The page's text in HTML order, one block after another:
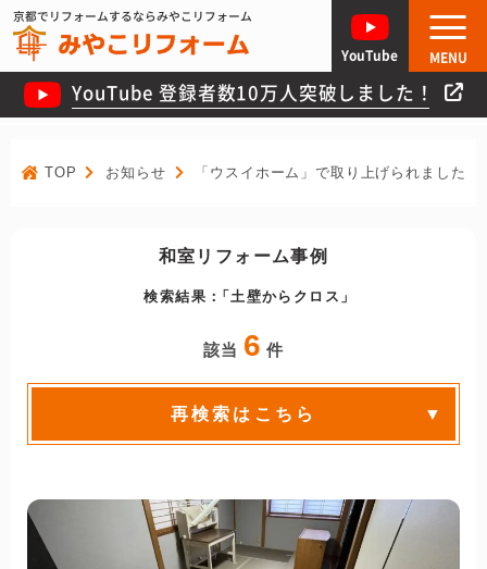
京都でリフォームするならみやこリフォーム
YouTube 登録者数10万人突破しました！
YouTube MENU
TOP お知らせ 「ウスイホーム」で取り上げられました！
和室リフォーム事例
検索結果： 土壁からクロス
該当 6 件
再検索はこちら